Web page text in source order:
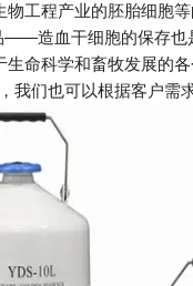
工程产业的胚胎细胞
造血干细胞的保存也
命科学和畜牧发展的各
我们也可以根据客户需